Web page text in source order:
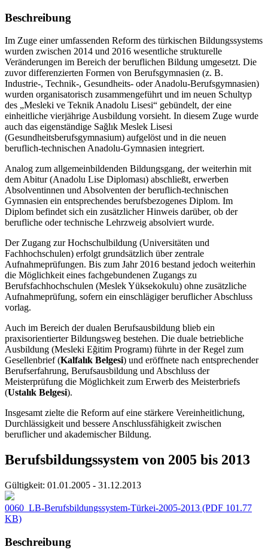
Beschreibung
Im Zuge einer umfassenden Reform des türkischen Bildungssystems
wurden zwischen 2014 und 2016 wesentliche strukturelle
Veränderungen im Bereich der beruflichen Bildung umgesetzt. Die
zuvor differenzierten Formen von Berufsgymnasien (z. B.
Industrie-, Technik-, Gesundheits- oder Anadolu-Berufsgymnasien)
wurden organisatorisch zusammengeführt und im neuen Schultyp
des „Mesleki ve Teknik Anadolu Lisesi“ gebündelt, der eine
einheitliche vierjährige Ausbildung vorsieht. In diesem Zuge wurde
auch das eigenständige Sağlık Meslek Lisesi
(Gesundheitsberufsgymnasium) aufgelöst und in die neuen
beruflich-technischen Anadolu-Gymnasien integriert.
Analog zum allgemeinbildenden Bildungsgang, der weiterhin mit
dem Abitur (Anadolu Lise Diploması) abschließt, erwerben
Absolventinnen und Absolventen der beruflich-technischen
Gymnasien ein entsprechendes berufsbezogenes Diplom. Im
Diplom befindet sich ein zusätzlicher Hinweis darüber, ob der
berufliche oder technische Lehrzweig absolviert wurde.
Der Zugang zur Hochschulbildung (Universitäten und
Fachhochschulen) erfolgt grundsätzlich über zentrale
Aufnahmeprüfungen. Bis zum Jahr 2016 bestand jedoch weiterhin
die Möglichkeit eines fachgebundenen Zugangs zu
Berufsfachhochschulen (Meslek Yüksekokulu) ohne zusätzliche
Aufnahmeprüfung, sofern ein einschlägiger beruflicher Abschluss
vorlag.
Auch im Bereich der dualen Berufsausbildung blieb ein
praxisorientierter Bildungsweg bestehen. Die duale betriebliche
Ausbildung (Mesleki Eğitim Programı) führte in der Regel zum
Gesellenbrief (Kalfalık Belgesi) und eröffnete nach entsprechender
Berufserfahrung, Berufsausbildung und Abschluss der
Meisterprüfung die Möglichkeit zum Erwerb des Meisterbriefs
(Ustalık Belgesi).
Insgesamt zielte die Reform auf eine stärkere Vereinheitlichung,
Durchlässigkeit und bessere Anschlussfähigkeit zwischen
beruflicher und akademischer Bildung.
Berufsbildungssystem von 2005 bis 2013
Gültigkeit: 01.01.2005 - 31.12.2013
0060_LB-Berufsbildungssystem-Türkei-2005-2013 (PDF 101.77
KB)
Beschreibung